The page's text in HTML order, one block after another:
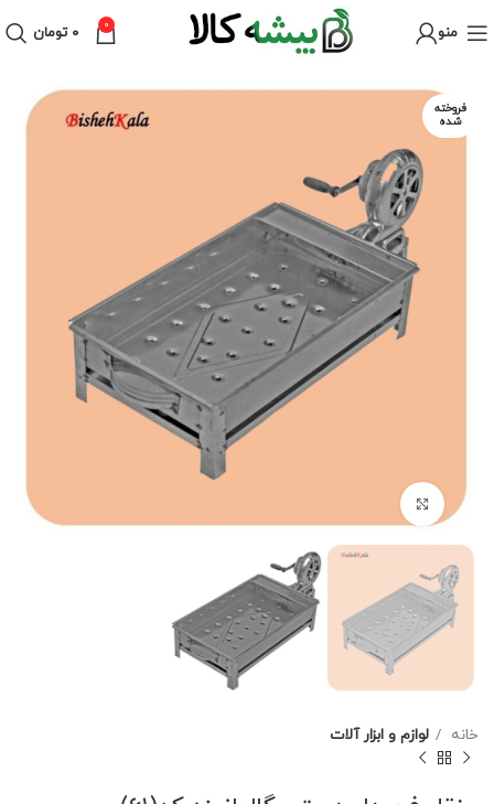
منو 0 ۰ تومان
فروخته
شده
خانه لوازم و ابزار آلات